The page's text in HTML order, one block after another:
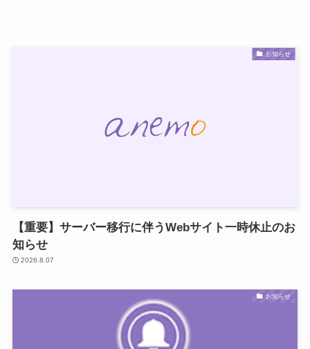
お知らせ
【重要】サーバー移行に伴うWebサイト一時休止のお
知らせ
2026.8.07
お知らせ